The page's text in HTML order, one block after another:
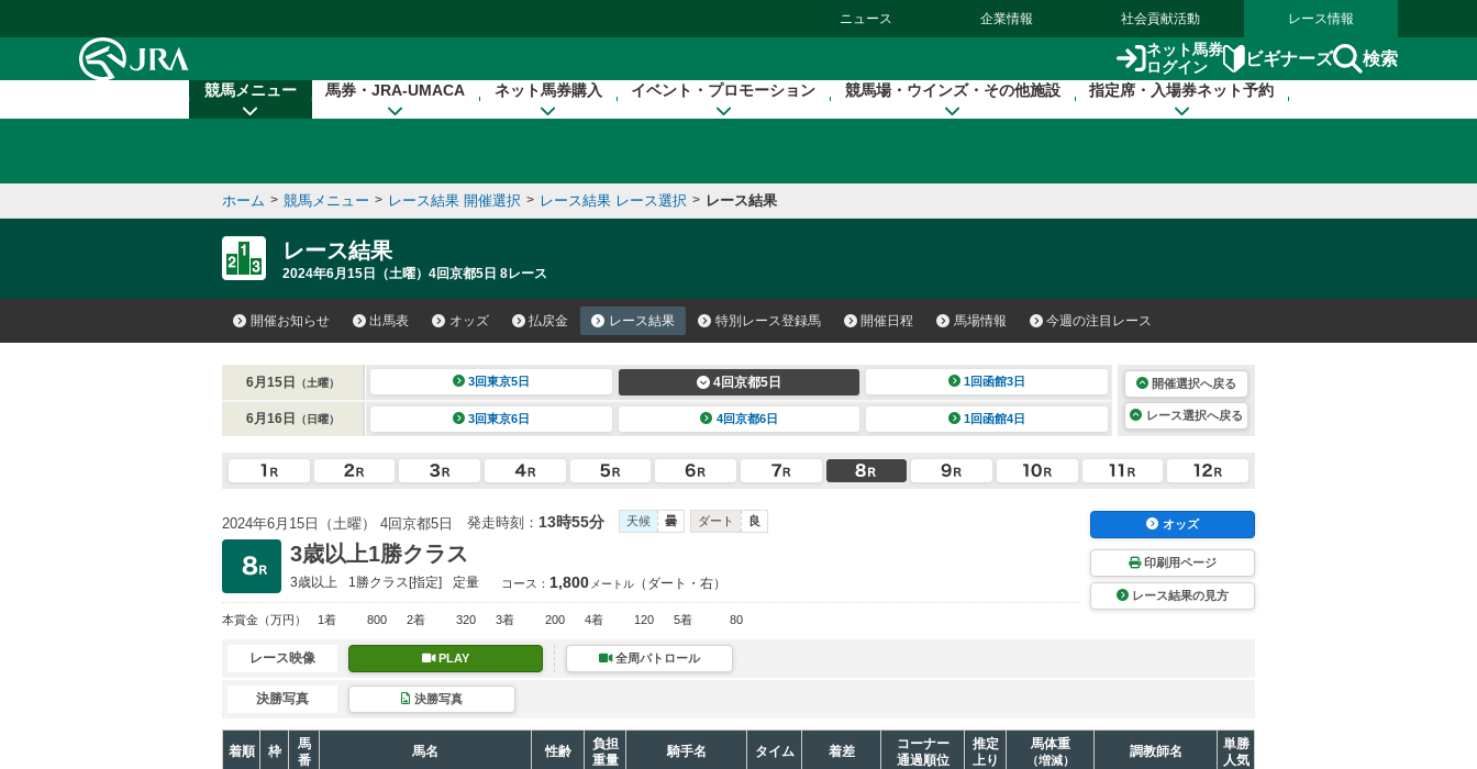
ニュース 企業情報 社会貢献活動 レース情報
ネット馬券
ログイン
ビギナーズ 検索
競馬メニュー 馬券・JRA-UMACA ネット馬券購入 イベント・プロモーション 競馬場・ウインズ・その他施設 指定席・入場券ネット予約
ホーム > 競馬メニュー > レース結果 開催選択 > レース結果 レース選択 > レース結果
レース結果
2024年6月15日（土曜）4回京都5日 8レース
開催お知らせ 出馬表 オッズ 払戻金 レース結果 特別レース登録馬 開催日程 馬場情報 今週の注目レース
6月15日 （土曜） 3回東京5日 4回京都5日 1回函館3日
6月16日 （日曜） 3回東京6日 4回京都6日 1回函館4日
開催選択へ戻る
レース選択へ戻る
2024年6月15日（土曜） 4回京都5日 発走時刻： 13時55分 天候 曇 ダート 良
3歳以上1勝クラス
3歳以上 1勝クラス[指定] 定量 コース： 1,800 メートル （ダート・右）
本賞金 （万円） 1着 800 2着 320 3着 200 4着 120 5着 80
オッズ
印刷用ページ
レース結果の見方
レース映像 PLAY 全周パトロール
決勝写真 決勝写真
着順 枠
馬
番
馬名 性齢
負担
重量
騎手名 タイム 着差
コーナー
通過順位
推定
上り
馬体重
（増減）
調教師名
単勝
人気